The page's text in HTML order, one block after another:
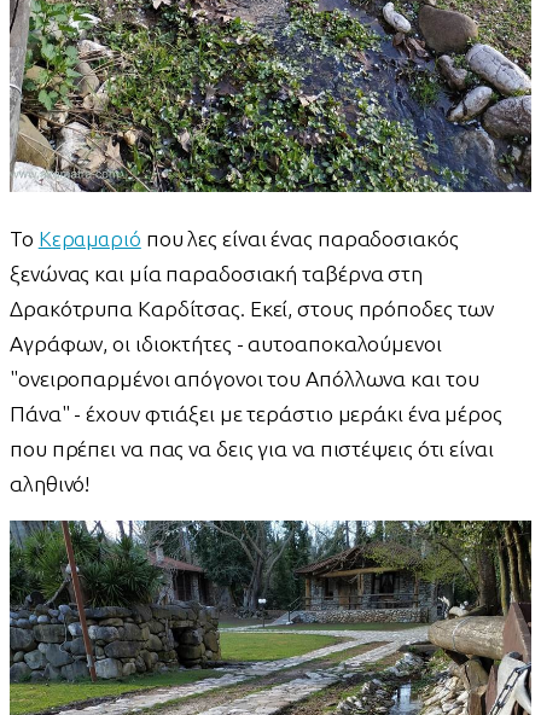
Το Κεραμαριό που λες είναι ένας παραδοσιακός
ξενώνας και μία παραδοσιακή ταβέρνα στη
Δρακότρυπα Καρδίτσας. Εκεί, στους πρόποδες των
Αγράφων, οι ιδιοκτήτες - αυτοαποκαλούμενοι
"ονειροπαρμένοι απόγονοι του Απόλλωνα και του
Πάνα" - έχουν φτιάξει με τεράστιο μεράκι ένα μέρος
που πρέπει να πας να δεις για να πιστέψεις ότι είναι
αληθινό!